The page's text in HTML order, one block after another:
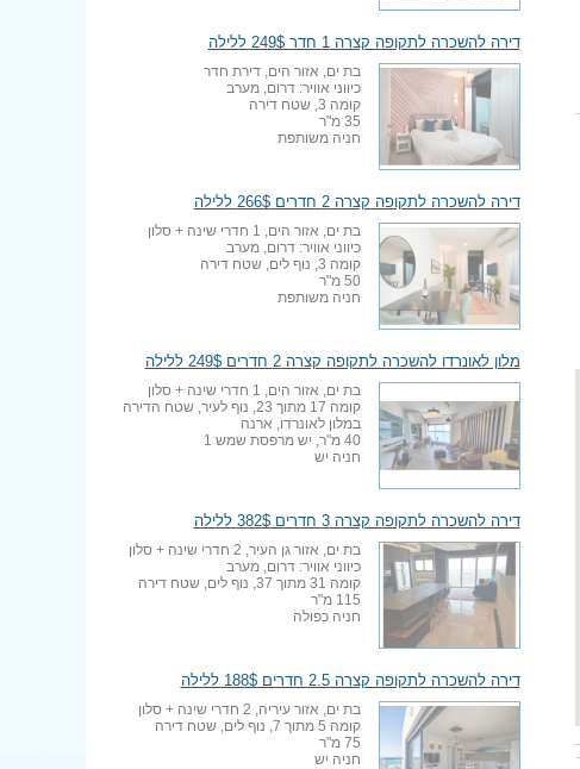
דירה להשכרה לתקופה קצרה 1 חדר 249$ ללילה
בת ים, אזור הים, דירת חדר
כיווני אוויר: דרום, מערב
קומה 3, שטח דירה
35 מ"ר
חניה משותפת
דירה להשכרה לתקופה קצרה 2 חדרים 266$ ללילה
בת ים, אזור הים, 1 חדרי שינה + סלון
כיווני אוויר: דרום, מערב
קומה 3, נוף לים, שטח דירה
50 מ"ר
חניה משותפת
מלון לאונרדו להשכרה לתקופה קצרה 2 חדרים 249$ ללילה
בת ים, אזור הים, 1 חדרי שינה + סלון
קומה 17 מתוך 23, נוף לעיר, שטח הדירה
במלון לאונרדו, ארנה
40 מ"ר, יש מרפסת שמש 1
חניה יש
דירה להשכרה לתקופה קצרה 3 חדרים 382$ ללילה
בת ים, אזור גן העיר, 2 חדרי שינה + סלון
כיווני אוויר: דרום, מערב
קומה 31 מתוך 37, נוף לים, שטח דירה
115 מ"ר
חניה כפולה
דירה להשכרה לתקופה קצרה 2.5 חדרים 188$ ללילה
בת ים, אזור עיריה, 2 חדרי שינה + סלון
קומה 5 מתוך 7, נוף לים, שטח דירה
75 מ"ר
חניה יש